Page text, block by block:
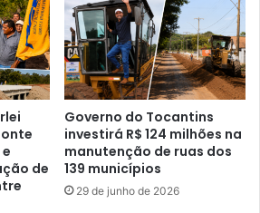
de
Governo do Tocantins
investirá R$ 124 milhões na
manutenção de ruas dos
139 municípios
29 de junho de 2026